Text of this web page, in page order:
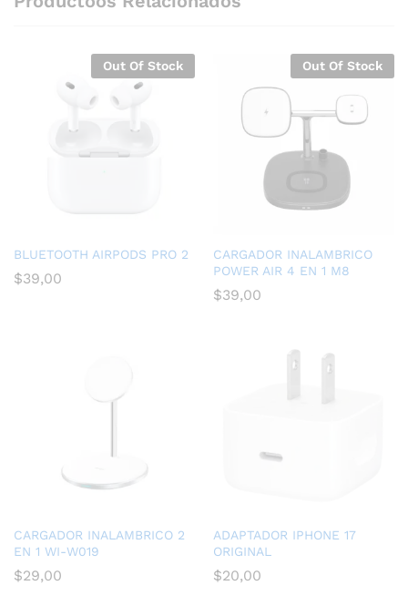
Out Of Stock
BLUETOOTH AIRPODS PRO 2
$39,00
Out Of Stock
CARGADOR INALAMBRICO
POWER AIR 4 EN 1 M8
$39,00
CARGADOR INALAMBRICO 2
EN 1 WI-W019
$29,00
ADAPTADOR IPHONE 17
ORIGINAL
$20,00